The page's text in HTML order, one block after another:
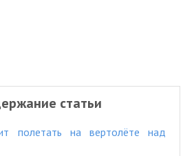
статьи
полетать на вертолёте над